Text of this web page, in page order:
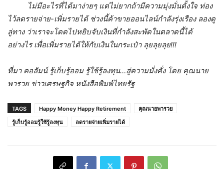
ไม่มีอะไรที่ได้มาง่ายๆ แต่ไม่ยากถ้ามีความมุ่งมั่นตั้งใจ ท่อง
ไว้ลดรายจ่าย-เพิ่มรายได้ ช่วงนี้ค้าขายออนไลน์กำลังรุ่งเรือง ลองดู
ลู่ทาง ว่าเราจะโดดไปหยิบจับเงินที่กำลังสะพัดในตลาดนี้ได้
อย่างไร เพื่อเพิ่มรายได้ให้กับเงินในกระเป๋า ลุยลุยลุย!!!
ที่มา คอลัมน์ รู้เก็บรู้ออม รู้ใช้รู้ลงทุน…สู่ความมั่งคั่ง โดย คุณนาย
พารวย ข่าวเศรษฐกิจ หนังสือพิมพ์ไทยรัฐ
TAGS Happy Money Happy Retirement
คุณนายพารวย
รู้เก็บรู้ออมรู้ใช้รู้ลงทุน
ลดรายจ่ายเพิ่มรายได้